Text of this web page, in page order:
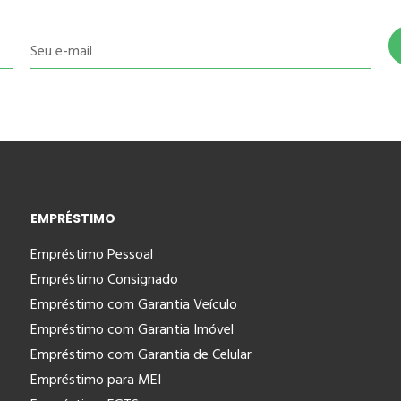
Seu e-mail
EMPRÉSTIMO
Empréstimo Pessoal
Empréstimo Consignado
Empréstimo com Garantia Veículo
Empréstimo com Garantia Imóvel
Empréstimo com Garantia de Celular
Empréstimo para MEI